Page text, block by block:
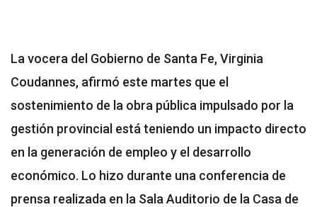
La vocera del Gobierno de Santa Fe, Virginia
Coudannes, afirmó este martes que el
sostenimiento de la obra pública impulsado por la
gestión provincial está teniendo un impacto directo
en la generación de empleo y el desarrollo
económico. Lo hizo durante una conferencia de
prensa realizada en la Sala Auditorio de la Casa de